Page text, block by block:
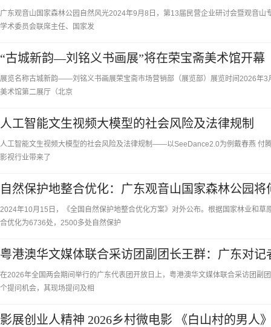
广东观音山国家森林公园自然风光2024年9月8日，第13届民营企业研讨会暨观音
学术委员会联席主任、国家发
“古城新韵—刘铭义书画展”将在荣宝斋美术馆开幕
展览名称古城新韵——刘铭义书画展荣宝斋市场营销部（展览部）展览时间2026年
美术馆第二展厅（北京
人工智能文生视频大模型的社会风险及法律规制
人工智能文生视频大模型的社会风险及法律规制——以SeeDance2.0为例戴春燕 付
影视行业带来了
自然保护地整合优化：广东观音山国家森林公园将
2024年10月15日，《全国自然保护地整合优化方案》对外公布。根据国家林业和
合优化为6736处，2500多处自然保护
粤港澳华文媒体联合采访团副团长王群：广东对记
在2026年全国两会期间举行的广东代表团开放日上，粤港澳华文媒体联合采访团副
个提问机会，其现场提问及相
影展创业人精神 2026乡村微电影 《白山村的男人